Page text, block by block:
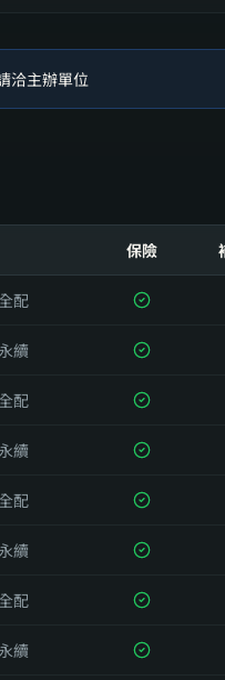
洽主辦單位
保險
配
續
配
續
配
續
配
續